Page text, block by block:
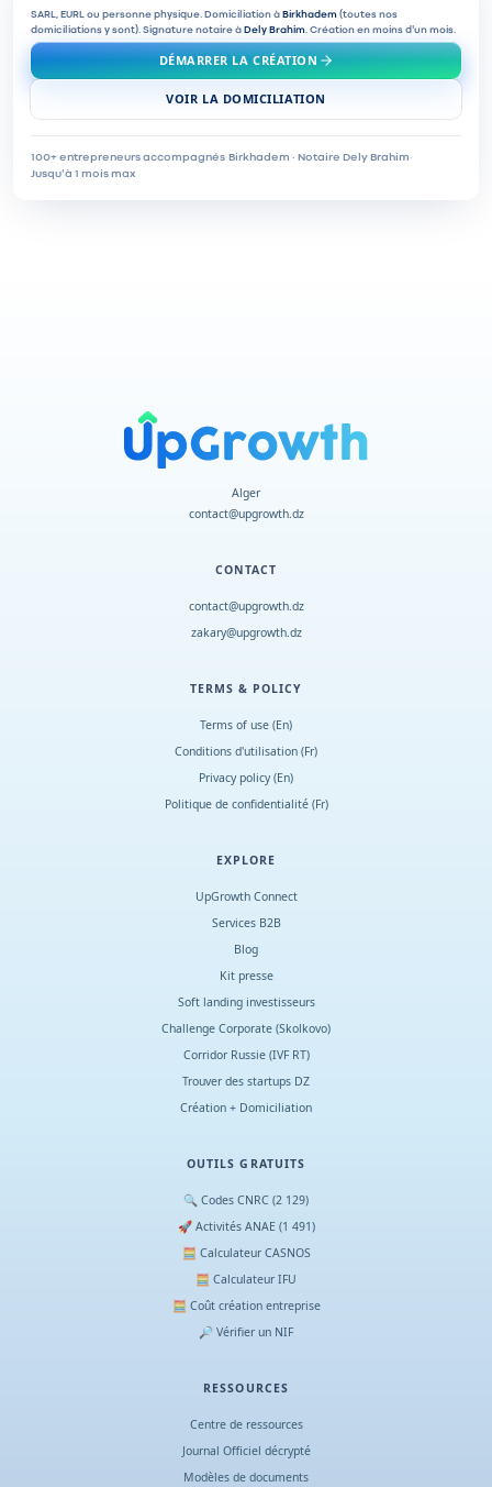
SARL, EURL ou personne physique. Domiciliation à Birkhadem (toutes nos
domiciliations y sont). Signature notaire à Dely Brahim . Création en moins d'un mois.
DÉMARRER LA CRÉATION
VOIR LA DOMICILIATION
100+ entrepreneurs accompagnés·Birkhadem · Notaire Dely Brahim ·
Jusqu'à 1 mois max
Alger
contact@upgrowth.dz
CONTACT
contact@upgrowth.dz
zakary@upgrowth.dz
TERMS & POLICY
Terms of use (En)
Conditions d'utilisation (Fr)
Privacy policy (En)
Politique de confidentialité (Fr)
EXPLORE
UpGrowth Connect
Services B2B
Blog
Kit presse
Soft landing investisseurs
Challenge Corporate (Skolkovo)
Corridor Russie (IVF RT)
Trouver des startups DZ
Création + Domiciliation
OUTILS GRATUITS
🔍 Codes CNRC (2 129)
🚀 Activités ANAE (1 491)
🧮 Calculateur CASNOS
🧮 Calculateur IFU
🧮 Coût création entreprise
🔎 Vérifier un NIF
RESSOURCES
Centre de ressources
Journal Officiel décrypté
Modèles de documents